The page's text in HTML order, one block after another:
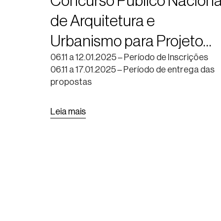
de Arquitetura e
Urbanismo para Projeto
Urbanístico Integrado – PUI
no território Santa Tereza,
06.11 a 12.01.2025 – Período de Inscrições
06.11 a 17.01.2025 – Período de entrega das
propostas
Leia mais